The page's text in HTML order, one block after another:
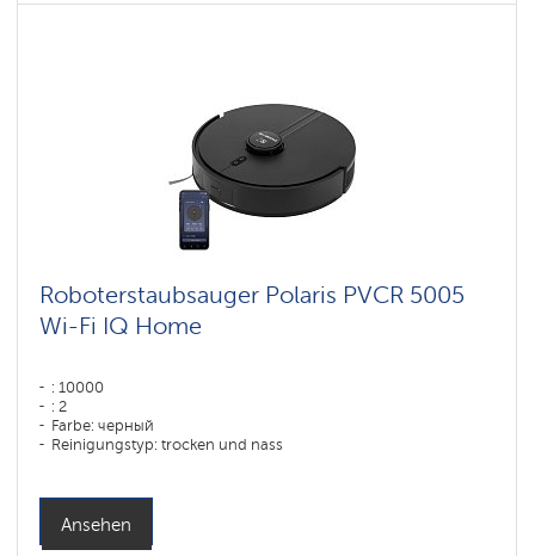
Roboterstaubsauger Polaris PVCR 5005
Wi-Fi IQ Home
: 10000
: 2
Farbe: черный
Reinigungstyp: trocken und nass
Ansehen